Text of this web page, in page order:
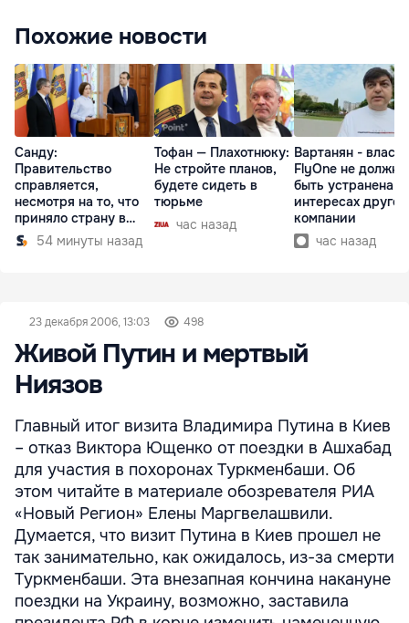
Похожие новости
Санду:
Правительство
справляется,
несмотря на то, что
приняло страну в
разгар кризиса
54 минуты назад
Тофан — Плахотнюку:
Не стройте планов,
будете сидеть в
тюрьме
час назад
Вартанян -
FlyOne не должна
быть устранена в
интересах другой
компании
час назад
23 декабря 2006, 13:03 498
Живой Путин и мертвый
Ниязов
Главный итог визита Владимира Путина в Киев
– отказ Виктора Ющенко от поездки в Ашхабад
для участия в похоронах Туркменбаши. Об
этом читайте в материале обозревателя РИА
«Новый Регион» Елены Маргвелашвили.
Думается, что визит Путина в Киев прошел не
так занимательно, как ожидалось, из-за смерти
Туркменбаши. Эта внезапная кончина накануне
поездки на Украину, возможно, заставила